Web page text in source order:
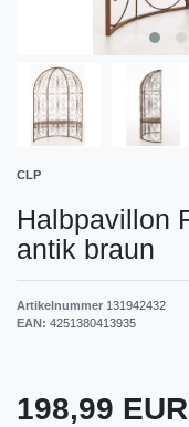
CLP
Halbpavillon
antik braun
Artikelnummer 131942432
EAN: 4251380413935
198,99 EUR